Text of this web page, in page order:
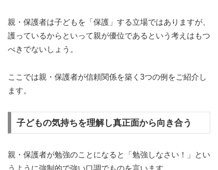
親・保護者は子どもを「保護」する立場ではありますが、
護っているからといって親が優位であるという考えはもつ
べきでないしょう。
ここでは親・保護者が信頼関係を築く3つの例をご紹介し
ます。
子どもの気持ちを理解し真正面から向き合う
親・保護者が勉強のことになると「勉強しなさい！」とい
うように強制的で強い口調でものを言います。